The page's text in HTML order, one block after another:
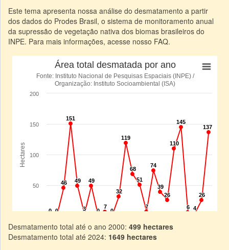
Este tema apresenta nossa análise do desmatamento a partir
dos dados do Prodes Brasil, o sistema de monitoramento anual
da supressão de vegetação nativa dos biomas brasileiros do
INPE. Para mais informações, acesse nosso FAQ.
Desmatamento total até o ano 2000: 499 hectares
Desmatamento total até 2024: 1649 hectares